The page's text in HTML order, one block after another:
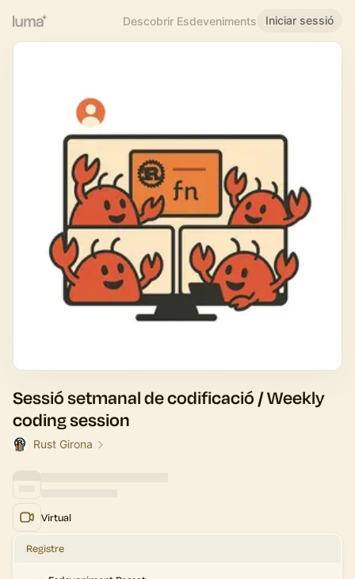
Descobrir Esdeveniments Iniciar sessió
Sessió setmanal de codificació / Weekly
coding session
Rust Girona
Virtual
Registre